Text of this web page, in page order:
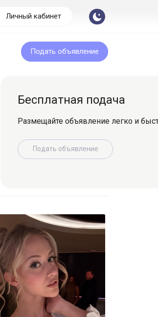
Личный кабинет
Подать объявление
Бесплатная подача
Размещайте объявление легко и
Подать объявление